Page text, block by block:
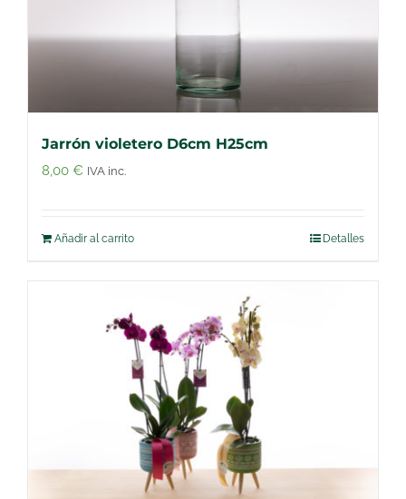
Jarrón violetero D6cm H25cm
8,00 € IVA inc.
Añadir al carrito Detalles